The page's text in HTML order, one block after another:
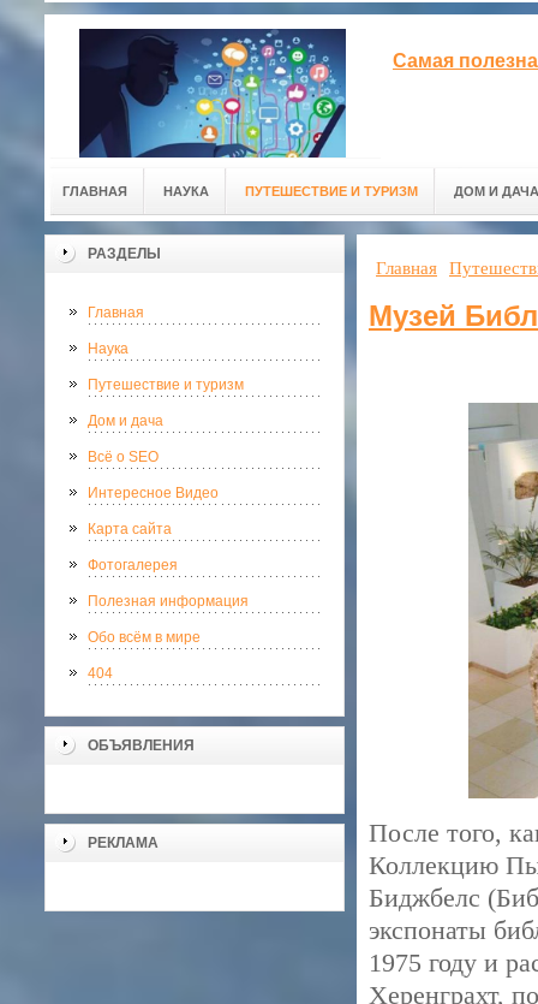
Самая
ГЛАВНАЯ НАУКА ПУТЕШЕСТВИЕ И ТУРИЗМ ДОМ И ДАЧА
РАЗДЕЛЫ
Главная
Наука
Путешествие и туризм
Дом и дача
Всё о SEO
Интересное Видео
Карта сайта
Фотогалерея
Полезная информация
Обо всём в мире
404
ОБЪЯВЛЕНИЯ
РЕКЛАМА
Главная
Музей
После того,
Коллекцию
Биджбелс
экспонаты
1975 году и
Херенграхт,